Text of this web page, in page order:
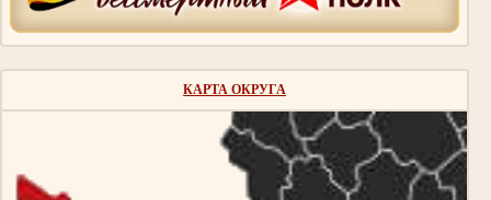
КАРТА ОКРУГА